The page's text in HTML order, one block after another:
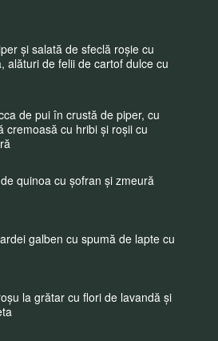
și salată de sfeclă roșie cu
alături de felii de cartof dulce cu
de pui în crustă de piper, cu
cremoasă cu hribi și roșii cu
quinoa cu șofran și zmeură
galben cu spumă de lapte cu
la grătar cu flori de lavandă și